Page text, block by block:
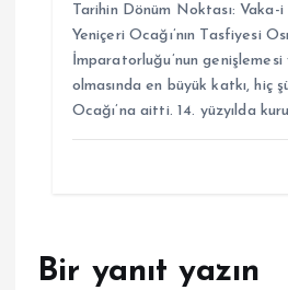
Tarihin Dönüm Noktası: Vaka-
Yeniçeri Ocağı’nın Tasfiyesi
İmparatorluğu’nun
olmasında en büyük katkı, hiç
Ocağı’na aitti. 14. yüzyılda
Bir yanıt yazın